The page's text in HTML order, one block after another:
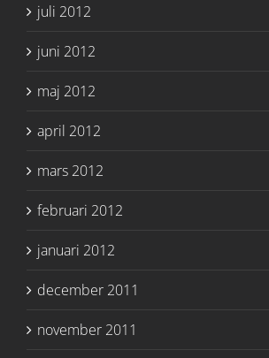
juli 2012
juni 2012
maj 2012
april 2012
mars 2012
februari 2012
januari 2012
december 2011
november 2011